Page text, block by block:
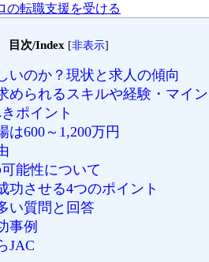
の転職支援を受ける
目次/Index [非表示]
いのか？現状と求人の傾向
められるスキルや経験・マイン
ポイント
は600～1,200万円
能性について
功させる4つのポイント
い質問と回答
事例
JAC